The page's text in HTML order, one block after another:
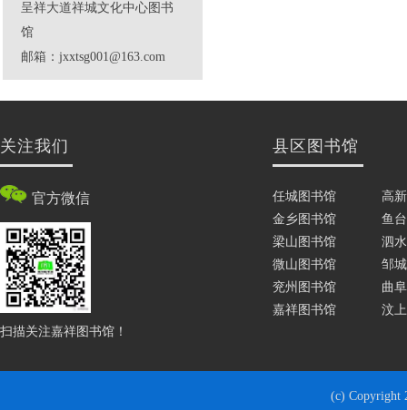
呈祥大道祥城文化中心图书
馆
邮箱：jxxtsg001@163.com
关注我们
官方微信
扫描关注嘉祥图书馆！
县区图书馆
任城图书馆
高
金乡图书馆
鱼
梁山图书馆
泗
微山图书馆
邹
兖州图书馆
曲
嘉祥图书馆
汶
(c) Copyright